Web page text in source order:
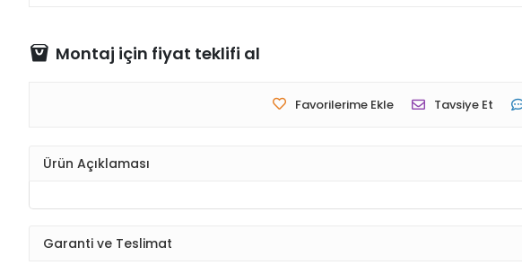
Montaj için fiyat teklifi al
Favorilerime Ekle Tavsiye Et
Ürün Açıklaması
Garanti ve Teslimat